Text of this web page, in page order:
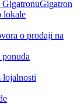
GigatronuGigatron
lokale
o prodaji na
lojalnosti